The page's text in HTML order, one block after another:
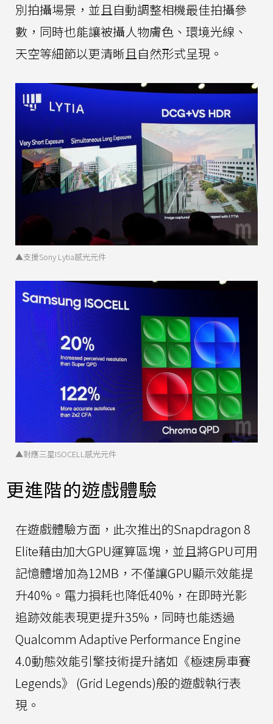
別拍攝場景，並且自動調整相機最佳拍攝參
數，同時也能讓被攝人物膚色、環境光線、
天空等細節以更清晰且自然形式呈現。
▲支援Sony Lytia感光元件
▲對應三星ISOCELL感光元件
更進階的遊戲體驗
在遊戲體驗方面，此次推出的Snapdragon 8
Elite藉由加大GPU運算區塊，並且將GPU可用
記憶體增加為12MB，不僅讓GPU顯示效能提
升40%。電力損耗也降低40%，在即時光影
追跡效能表現更提升35%，同時也能透過
Qualcomm Adaptive Performance Engine
4.0動態效能引擎技術提升諸如《極速房車賽
Legends》 (Grid Legends)般的遊戲執行表
現。